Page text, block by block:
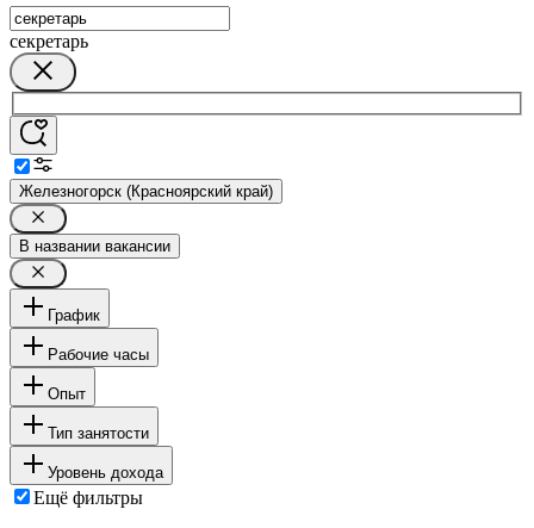
секретарь
Железногорск (Красноярский край)
В названии вакансии
График
Рабочие часы
Опыт
Тип занятости
Уровень дохода
Ещё фильтры